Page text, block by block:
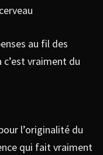
au fil des
vraiment du
l’originalité du
qui fait vraiment